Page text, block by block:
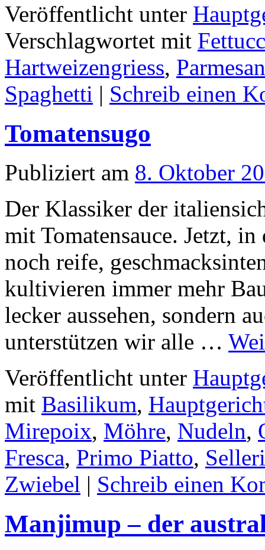
Veröffentlicht unter
Verschlagwortet mit
Hartweizengriess, Parmesan
Spaghetti | Schreib einen
Tomatensugo
Publiziert am 8. Oktober
Der Klassiker der
mit Tomatensauce. Jetzt,
noch reife,
kultivieren immer mehr
lecker aussehen, sondern
unterstützen wir alle …
Veröffentlicht unter
mit Basilikum,
Mirepoix, Möhre, Nudeln,
Fresca, Primo Piatto,
Zwiebel | Schreib einen
Manjimup – der